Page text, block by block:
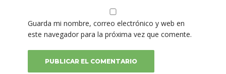
Guarda mi nombre, correo electrónico y web en
este navegador para la próxima vez que comente.